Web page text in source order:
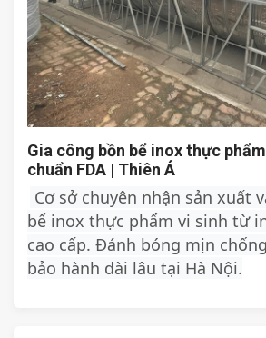
Gia công bồn bể inox thực
chuẩn FDA | Thiên Á
Cơ sở chuyên nhận sản xuất
bể inox thực phẩm vi sinh từ
cao cấp. Đánh bóng mịn
bảo hành dài lâu tại Hà Nội.